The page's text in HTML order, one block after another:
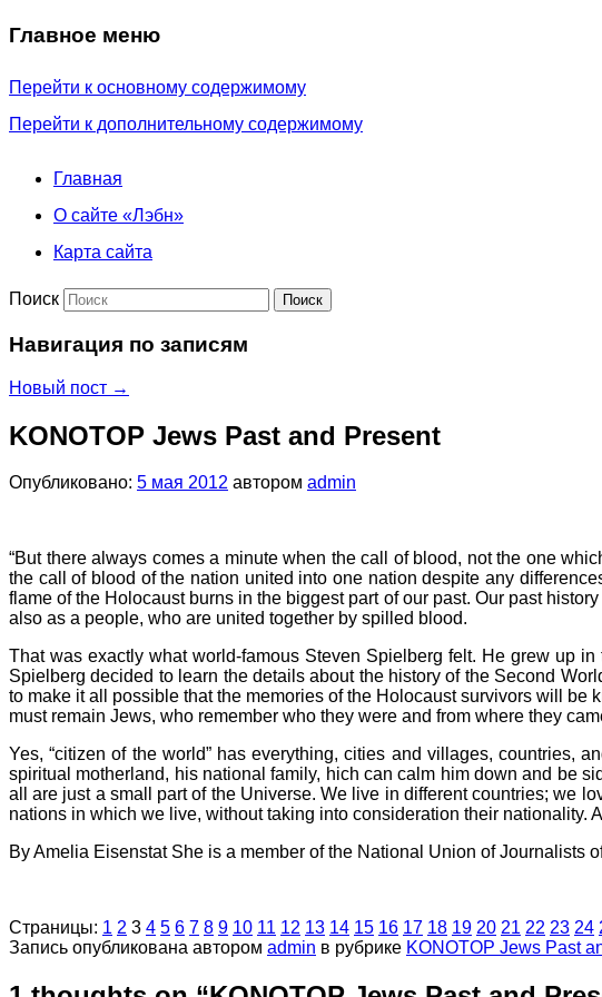
Главное меню
Перейти к основному содержимому
Перейти к дополнительному содержимому
Главная
О сайте «Лэбн»
Карта сайта
Поиск
Навигация по записям
Новый пост →
KONOTOP Jews Past and Present
Опубликовано: 5 мая 2012 автором admin
“But there always comes a minute when the call of blood, not the one
the call of blood of the nation united into one nation despite any
flame of the Holocaust burns in the biggest part of our past. Our past
also as a people, who are united together by spilled blood.
That was exactly what world-famous Steven Spielberg felt. He grew up
Spielberg decided to learn the details about the history of the Second
to make it all possible that the memories of the Holocaust survivors will be
must remain Jews, who remember who they were and from where they
Yes, “citizen of the world” has everything, cities and villages, countries,
spiritual motherland, his national family, hich can calm him down and be
all are just a small part of the Universe. We live in different countries; we
nations in which we live, without taking into consideration their nationality.
By Amelia Eisenstat She is a member of the National Union of Journalists
Страницы: 1 2 3 4 5 6 7 8 9 10 11 12 13 14 15 16 17 18 19 20 21 22 23 24
Запись опубликована автором admin в рубрике KONOTOP Jews Past